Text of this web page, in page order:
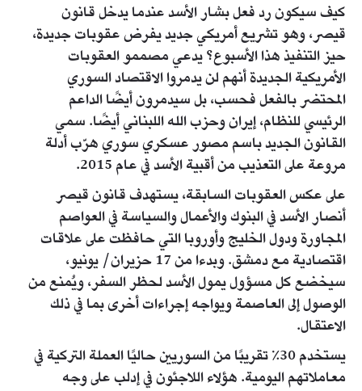
كيف سيكون رد فعل بشار الأسد عندما يدخل قانون
قيصر، وهو تشريع أمريكي جديد يفرض عقوبات جديدة،
حيز التنفيذ هذا الأسبوع؟ يدعي مصممو العقوبات
الأمريكية الجديدة أنهم لن يدمروا الاقتصاد السوري
المحتضر بالفعل فحسب، بل سيدمرون أيضًا الداعم
الرئيسي للنظام، إيران وحزب الله اللبناني أيضًا. سمي
القانون الجديد باسم مصور عسكري سوري هرّب أدلة
مروعة على التعذيب من أقبية الأسد في عام 2015.
على عكس العقوبات السابقة، يستهدف قانون قيصر
أنصار الأسد في البنوك والأعمال والسياسة في العواصم
المجاورة ودول الخليج وأوروبا التي حافظت على علاقات
اقتصادية مع دمشق. وبدءا من 17 حزيران/ يونيو،
سيخضع كل مسؤول يمول الأسد لحظر السفر، ويُمنع من
الوصول إلى العاصمة ويواجه إجراءات أخرى بما في ذلك
الاعتقال.
يستخدم 30٪ تقريبًا من السوريين حاليًا العملة التركية في
معاملاتهم اليومية. هؤلاء اللاجئون في إدلب على وجه